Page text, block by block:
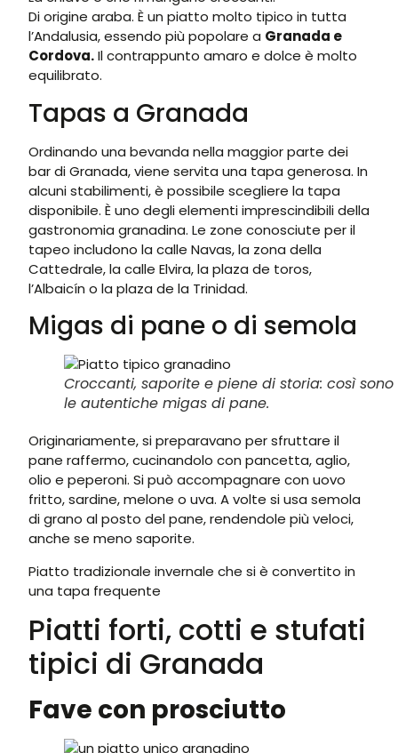
Di origine araba. È un piatto molto tipico in tutta
l’Andalusia, essendo più popolare a Granada e
Cordova.Il contrappunto amaro e dolce è molto
equilibrato.
Tapas a Granada
Ordinando una bevanda nella maggior parte dei
bar di Granada, viene servita una tapa generosa. In
alcuni stabilimenti, è possibile scegliere la tapa
disponibile. È uno degli elementi imprescindibili della
gastronomia granadina. Le zone conosciute per il
tapeo includono la calle Navas, la zona della
Cattedrale, la calle Elvira, la plaza de toros,
l’Albaicín o la plaza de la Trinidad.
Migas di pane o di semola
Croccanti, saporite e piene di storia: così sono
le autentiche migas di pane.
Originariamente, si preparavano per sfruttare il
pane raffermo, cucinandolo con pancetta, aglio,
olio e peperoni. Si può accompagnare con uovo
fritto, sardine, melone o uva. A volte si usa semola
di grano al posto del pane, rendendole più veloci,
anche se meno saporite.
Piatto tradizionale invernale che si è convertito in
una tapa frequente
Piatti forti, cotti e stufati
tipici di Granada
Fave con prosciutto